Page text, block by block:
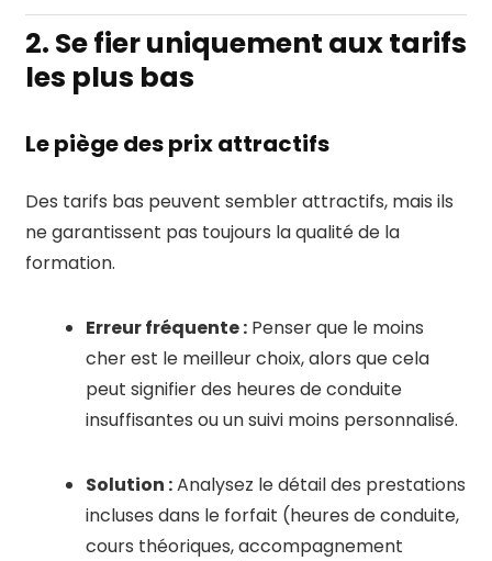
2. Se fier uniquement aux tarifs
les plus bas
Le piège des prix attractifs
Des tarifs bas peuvent sembler attractifs, mais ils
ne garantissent pas toujours la qualité de la
formation.
Erreur fréquente : Penser que le moins
cher est le meilleur choix, alors que cela
peut signifier des heures de conduite
insuffisantes ou un suivi moins personnalisé.
Solution :Analysez le détail des prestations
incluses dans le forfait (heures de conduite,
cours théoriques, accompagnement